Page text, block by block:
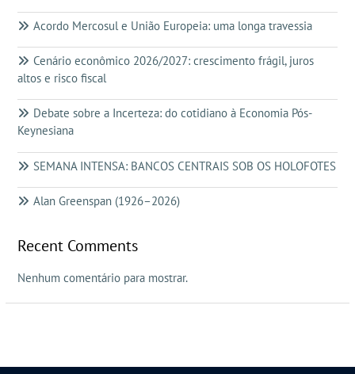
Acordo Mercosul e União Europeia: uma longa travessia
Cenário econômico 2026/2027: crescimento frágil, juros
altos e risco fiscal
Debate sobre a Incerteza: do cotidiano à Economia Pós-
Keynesiana
SEMANA INTENSA: BANCOS CENTRAIS SOB OS HOLOFOTES
Alan Greenspan (1926–2026)
Recent Comments
Nenhum comentário para mostrar.